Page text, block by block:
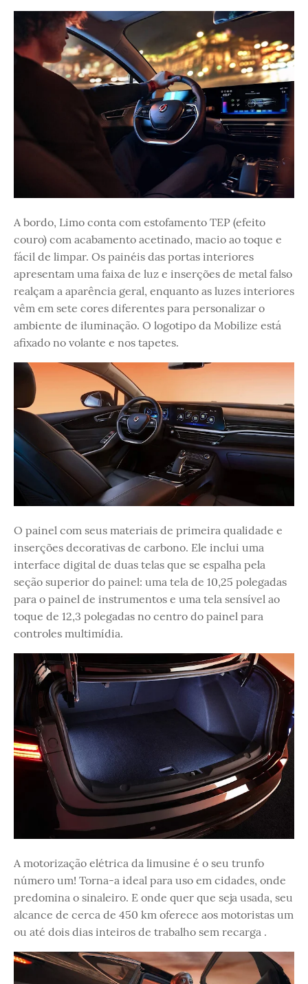
A bordo, Limo conta com estofamento TEP (efeito
couro) com acabamento acetinado, macio ao toque e
fácil de limpar. Os painéis das portas interiores
apresentam uma faixa de luz e inserções de metal falso
realçam a aparência geral, enquanto as luzes interiores
vêm em sete cores diferentes para personalizar o
ambiente de iluminação. O logotipo da Mobilize está
afixado no volante e nos tapetes.
O painel com seus materiais de primeira qualidade e
inserções decorativas de carbono. Ele inclui uma
interface digital de duas telas que se espalha pela
seção superior do painel: uma tela de 10,25 polegadas
para o painel de instrumentos e uma tela sensível ao
toque de 12,3 polegadas no centro do painel para
controles multimídia.
A motorização elétrica da limusine é o seu trunfo
número um! Torna-a ideal para uso em cidades, onde
predomina o sinaleiro. E onde quer que seja usada, seu
alcance de cerca de 450 km oferece aos motoristas um
ou até dois dias inteiros de trabalho sem recarga .